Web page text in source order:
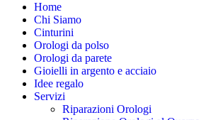
Home
Chi Siamo
Cinturini
Orologi da polso
Orologi da parete
Gioielli in argento e acciaio
Idee regalo
Servizi
Riparazioni Orologi